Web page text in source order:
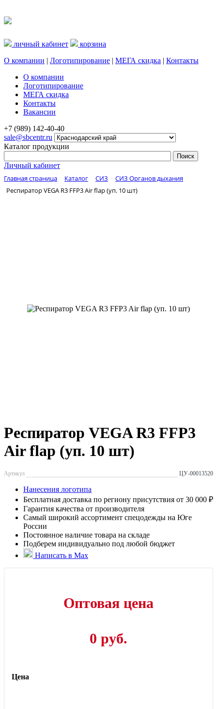
личный кабинет
корзина
О компании | Логотипирование | МЕГА скидка | Контакты
О компании
Логотипирование
МЕГА скидка
Контакты
Вакансии
+7 (989) 142-40-40
sale@sbcentr.ru
Каталог продукции
Личный кабинет
Главная страница Каталог СИЗ
СИЗ Органов дыхания
Респиратор VEGA R3 FFP3 Air flap (уп. 10 шт)
Респиратор VEGA R3 FFP3
Air flap (уп. 10 шт)
Артикул ЦУ-00013520
Нанесения логотипа
Бесплатная доставка по региону присутствия от 30 000 ₽
Гарантия качества от производителя
Самый широкий ассортимент спецодежды на Юге
России
Постоянное наличие товара на складе
Подберем индивидуально под любой бюджет
Написать в Max
Оптовая цена
0 руб.
Цена